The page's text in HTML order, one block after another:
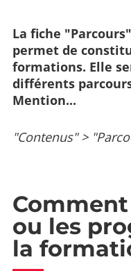
La fiche
permet de
formations. Elle
différents
Mention...
"Contenus" >
ou les
la